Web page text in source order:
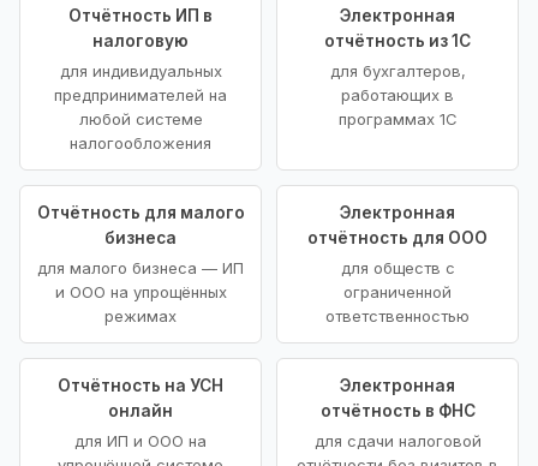
Отчётность ИП в
налоговую
для индивидуальных
предпринимателей на
любой системе
налогообложения
Электронная
отчётность из 1С
для бухгалтеров,
работающих в
программах 1С
Отчётность для малого
бизнеса
для малого бизнеса — ИП
и ООО на упрощённых
режимах
Электронная
отчётность для ООО
для обществ с
ограниченной
ответственностью
Отчётность на УСН
онлайн
для ИП и ООО на
Электронная
отчётность в ФНС
для сдачи налоговой